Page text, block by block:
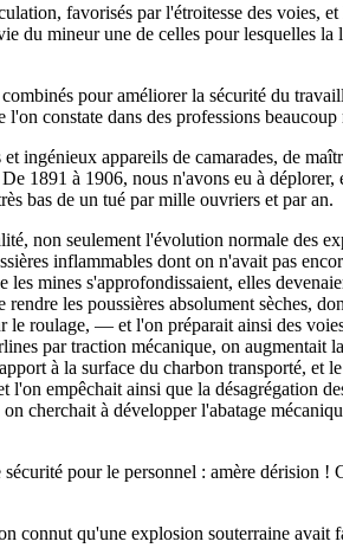
favorisés par l'étroitesse des voies,
du mineur une de celles pour lesquelles la
pour améliorer la sécurité du
constate dans des professions beaucoup
ingénieux appareils de camarades, de
1891 à 1906, nous n'avons eu à déplorer,
bas de un tué par mille ouvriers et par an.
non seulement l'évolution normale des
inflammables dont on n'avait pas
mines s'approfondissaient, elles
les poussières absolument sèches,
le roulage, — et l'on préparait ainsi des
par traction mécanique, on augmentait
à la surface du charbon transporté, et
empêchait ainsi que la désagrégation
cherchait à développer l'abatage
pour le personnel : amère dérision !
connut qu'une explosion souterraine avait